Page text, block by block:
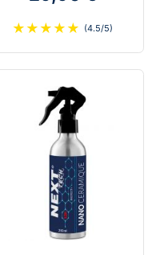
★ ★ ★ ★ ★ (4.5/5)